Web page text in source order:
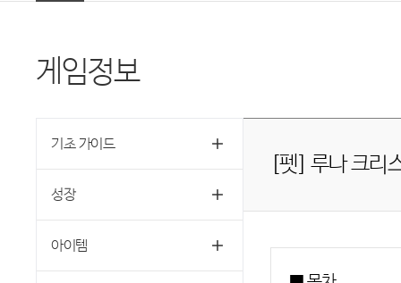
게임정보
기초 가이드
성장
아이템
[펫] 루나 크리